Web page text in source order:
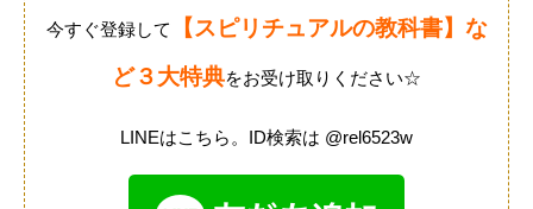
今すぐ登録して
【スピリチュアルの教科書】な
ど３大特典をお受け取りください☆
LINEはこちら。ID検索は @rel6523w